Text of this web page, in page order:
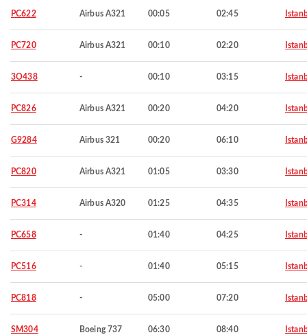
PC622 Airbus A321 00:05 02:45
PC720 Airbus A321 00:10 02:20
3O438 - 00:10 03:15
PC826 Airbus A321 00:20 04:20
G9284 Airbus 321 00:20 06:10
PC820 Airbus A321 01:05 03:30
PC314 Airbus A320 01:25 04:35
PC658 - 01:40 04:25
PC516 - 01:40 05:15
PC818 - 05:00 07:20
SM304 Boeing 737 06:30 08:40